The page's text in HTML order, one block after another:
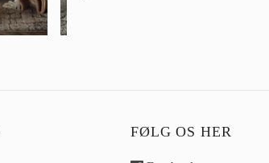
FØLG OS HER